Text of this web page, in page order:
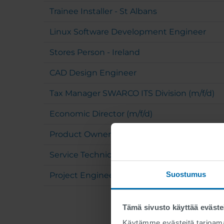
Suostumus
Tämä sivusto käyttää
Trainee Installer - St Albans
Linux Software Development Engineer
Stores Person - Ireland
CAD Design Engineer
Tax Manager SWARCO ITS Division (m/f/d)
Economic Director (m/f/d)
Product Owner Traffic Domain (m/f/d)
Service Technician with Electrical
Project Engineer (m/f/d)